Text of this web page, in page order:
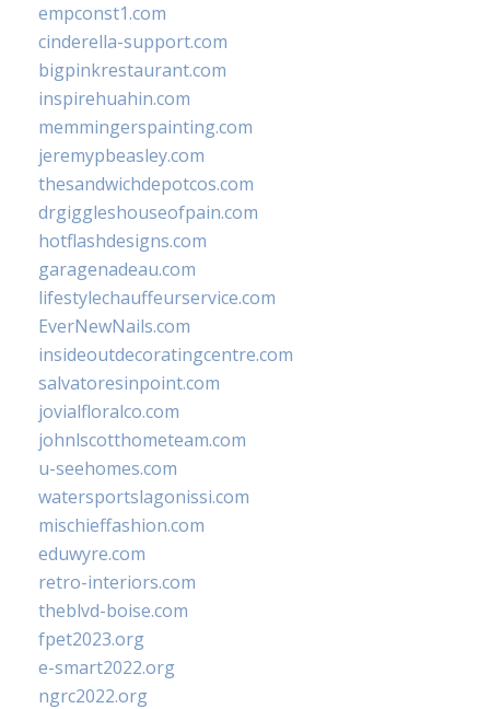
empconst1.com
cinderella-support.com
bigpinkrestaurant.com
inspirehuahin.com
memmingerspainting.com
jeremypbeasley.com
thesandwichdepotcos.com
drgiggleshouseofpain.com
hotflashdesigns.com
garagenadeau.com
lifestylechauffeurservice.com
EverNewNails.com
insideoutdecoratingcentre.com
salvatoresinpoint.com
jovialfloralco.com
johnlscotthometeam.com
u-seehomes.com
watersportslagonissi.com
mischieffashion.com
eduwyre.com
retro-interiors.com
theblvd-boise.com
fpet2023.org
e-smart2022.org
ngrc2022.org